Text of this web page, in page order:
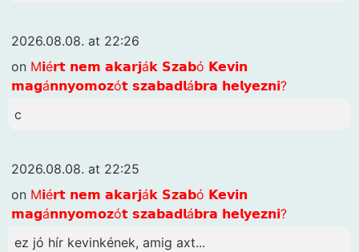
2026.08.08. at 22:26
on M𝗶é𝗿𝘁 𝗻𝗲𝗺 𝗮𝗸𝗮𝗿𝗷á𝗸 𝗦𝘇𝗮𝗯ó 𝗞𝗲𝘃𝗶𝗻
𝗺𝗮𝗴á𝗻𝗻𝘆𝗼𝗺𝗼𝘇ó𝘁 𝘀𝘇𝗮𝗯𝗮𝗱𝗹á𝗯𝗿𝗮 𝗵𝗲𝗹𝘆𝗲𝘇𝗻𝗶?
c
2026.08.08. at 22:25
on M𝗶é𝗿𝘁 𝗻𝗲𝗺 𝗮𝗸𝗮𝗿𝗷á𝗸 𝗦𝘇𝗮𝗯ó 𝗞𝗲𝘃𝗶𝗻
𝗺𝗮𝗴á𝗻𝗻𝘆𝗼𝗺𝗼𝘇ó𝘁 𝘀𝘇𝗮𝗯𝗮𝗱𝗹á𝗯𝗿𝗮 𝗵𝗲𝗹𝘆𝗲𝘇𝗻𝗶?
ez jó hír kevinkének, amig axt...